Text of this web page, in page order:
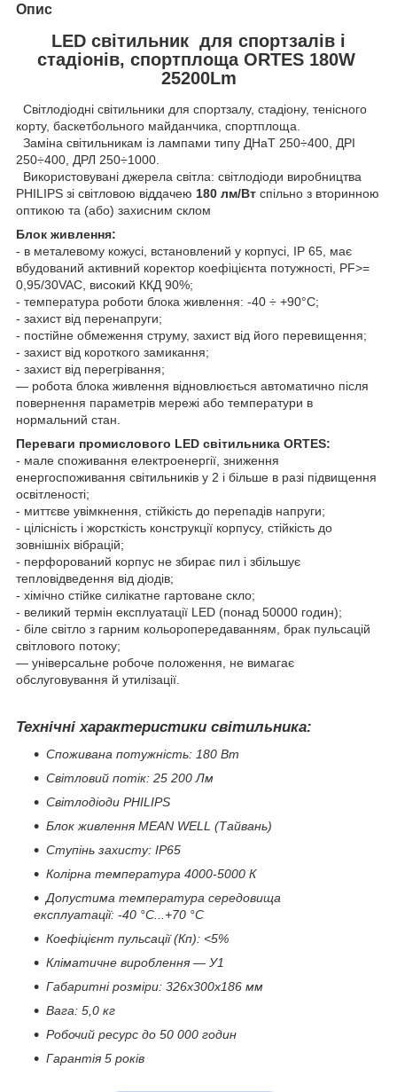
Опис
LED світильник для спортзалів і
стадіонів, спортплоща ORTES 180W
25200Lm
Світлодіодні світильники для спортзалу, стадіону, тенісного
корту, баскетбольного майданчика, спортплоща.
Заміна світильникам із лампами типу ДНаТ 250÷400, ДРІ
250÷400, ДРЛ 250÷1000.
Використовувані джерела світла: світлодіоди виробництва
PHILIPS зі світловою віддачею 180 лм/Вт спільно з вторинною
оптикою та (або) захисним склом
Блок живлення:
- в металевому кожусі, встановлений у корпусі, IP 65, має
вбудований активний коректор коефіцієнта потужності, PF>=
0,95/30VAC, високий ККД 90%;
- температура роботи блока живлення: -40 ÷ +90°С;
- захист від перенапруги;
- постійне обмеження струму, захист від його перевищення;
- захист від короткого замикання;
- захист від перегрівання;
— робота блока живлення відновлюється автоматично після
повернення параметрів мережі або температури в
нормальний стан.
Переваги промислового LED світильника ORTES:
- мале споживання електроенергії, зниження
енергоспоживання світильників у 2 і більше в разі підвищення
освітленості;
- миттєве увімкнення, стійкість до перепадів напруги;
- цілісність і жорсткість конструкції корпусу, стійкість до
зовнішніх вібрацій;
- перфорований корпус не збирає пил і збільшує
тепловідведення від діодів;
- хімічно стійке силікатне гартоване скло;
- великий термін експлуатації LED (понад 50000 годин);
- біле світло з гарним кольоропередаванням, брак пульсацій
світлового потоку;
— універсальне робоче положення, не вимагає
обслуговування й утилізації.
Технічні характеристики світильника:
Споживана потужність: 180 Вт
Світловий потік: 25 200 Лм
Світлодіоди PHILIPS
Блок живлення MEAN WELL (Тайвань)
Ступінь захисту: IP65
Колірна температура 4000-5000 К
Допустима температура середовища
експлуатації: -40 °C...+70 °C
Коефіцієнт пульсації (Кп): <5%
Кліматичне вироблення — У1
Габаритні розміри: 326х300х186 мм
Вага: 5,0 кг
Робочий ресурс до 50 000 годин
Гарантія 5 років